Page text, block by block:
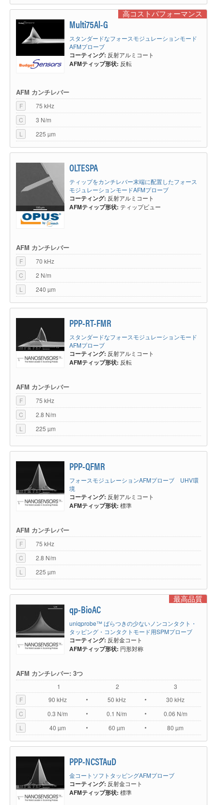
高コストパフォーマンス
Multi75Al-G
スタンダードなフォースモジュレーションモード
AFMプローブ
コーティング: 反射アルミコート
AFMティップ形状: 反転
AFM カンチレバー
F
75 kHz
C
3 N/m
L
225 µm
OLTESPA
ティップをカンチレバー末端に配置したフォース
モジュレーションモードAFMプローブ
コーティング: 反射アルミコート
AFMティップ形状: ティップビュー
AFM カンチレバー
F
70 kHz
C
2 N/m
L
240 µm
PPP-RT-FMR
スタンダードなフォースモジュレーションモード
AFMプローブ
コーティング: 反射アルミコート
AFMティップ形状: 反転
AFM カンチレバー
F
75 kHz
C
2.8 N/m
L
225 µm
PPP-QFMR
フォースモジュレーションAFMプローブ UHV環
境
コーティング: 反射アルミコート
AFMティップ形状: 標準
AFM カンチレバー
F
75 kHz
C
2.8 N/m
L
225 µm
最高品質
qp-BioAC
uniqprobe™ ばらつきの少ないノンコンタクト・
タッピング・コンタクトモード用SPMプローブ
コーティング: 反射金コート
AFMティップ形状: 円形対称
AFM カンチレバー: 3つ
1 2
3
F
90 kHz 50 kHz
30 kHz
C
0.3 N/m 0.1 N/m
0.06 N/m
L
40 µm 60 µm 80 µm
PPP-NCSTAuD
金コートソフトタッピングAFMプローブ
コーティング: 反射金コート
AFMティップ形状: 標準